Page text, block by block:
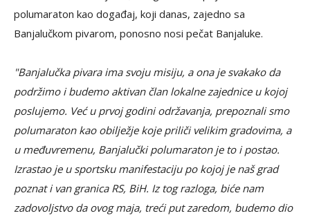
polumaraton kao događaj, koji danas, zajedno sa
Banjalučkom pivarom, ponosno nosi pečat Banjaluke.
"Banjalučka pivara ima svoju misiju, a ona je svakako da
podržimo i budemo aktivan član lokalne zajednice u kojoj
poslujemo. Već u prvoj godini održavanja, prepoznali smo
polumaraton kao obilježje koje priliči velikim gradovima, a
u međuvremenu, Banjalučki polumaraton je to i postao.
Izrastao je u sportsku manifestaciju po kojoj je naš grad
poznat i van granica RS, BiH. Iz tog razloga, biće nam
zadovoljstvo da ovog maja, treći put zaredom, budemo dio